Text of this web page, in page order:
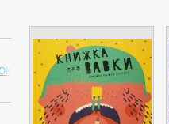
СЛАПОВСЬКИЙ О.І. ЧАС